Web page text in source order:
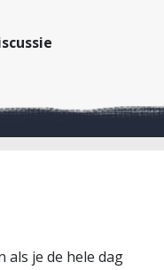
als je de hele dag